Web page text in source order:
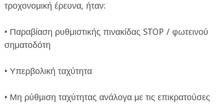
τροχονομική έρευνα, ήταν:
• Παραβίαση ρυθμιστικής πινακίδας STOP / φωτεινού
σηματοδότη
• Υπερβολική ταχύτητα
• Μη ρύθμιση ταχύτητας ανάλογα με τις επικρατούσες